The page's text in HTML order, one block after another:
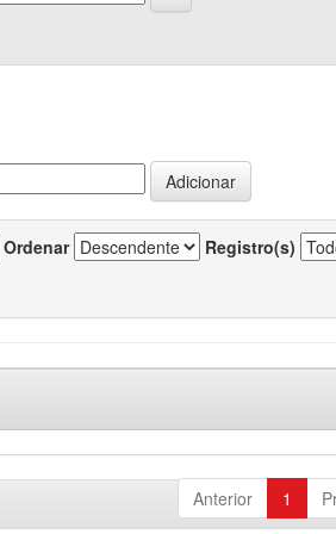
Ordenar Registro(s)
Anterior 1